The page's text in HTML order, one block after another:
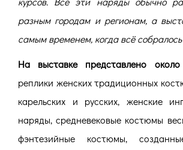
разным городам и регионам, а
самым временем, когда всё
На выставке представлено
реплики женских традиционных
карельских и русских, женские
наряды, средневековые костюмы
фэнтезийные костюмы,